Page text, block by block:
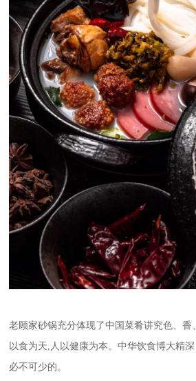
老顾家砂锅充分体现了中国菜肴讲究色、香
以食为天,人以健康为本。中华饮食博大精
必不可少的。